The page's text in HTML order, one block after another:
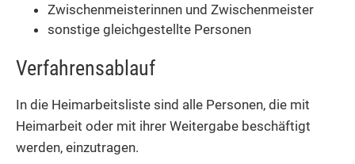
Zwischenmeisterinnen und Zwischenmeister
sonstige gleichgestellte Personen
Verfahrensablauf
In die Heimarbeitsliste sind alle Personen, die mit
Heimarbeit oder mit ihrer Weitergabe beschäftigt
werden, einzutragen.